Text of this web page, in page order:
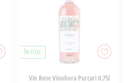
ÎN STOC
Vin Rose Vinohora Purcari 0.75l